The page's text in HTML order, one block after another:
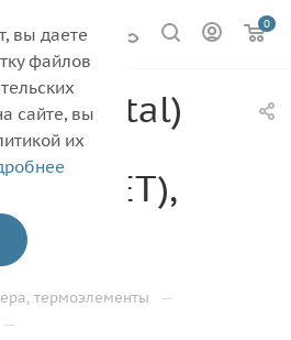
0
(Metal)
(CET),
термоэлементы —
—
вы даете
файлов
сайте, вы
их